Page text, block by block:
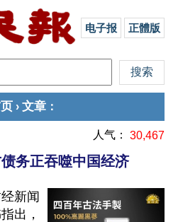
电子报 正體版
› 文章 ：
人气： 30,467
务正吞噬中国经济
新闻
出，